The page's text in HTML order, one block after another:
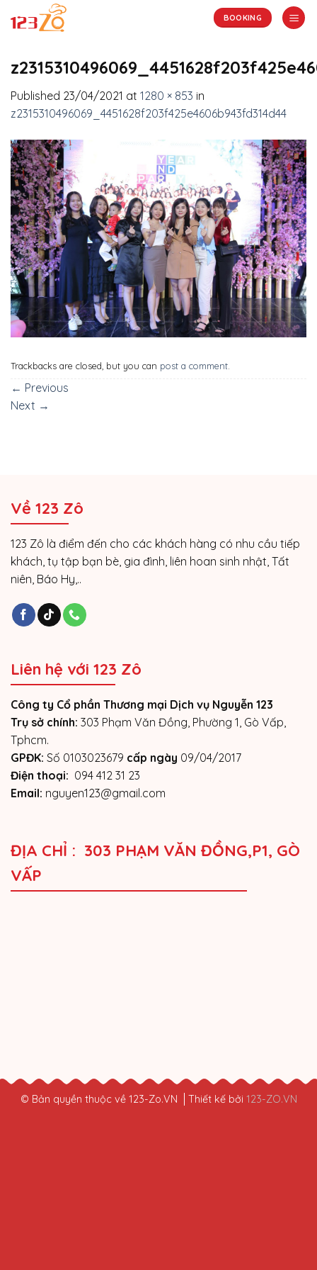
BOOKING
Published 23/04/2021 at 1280 × 853 in
z2315310496069_4451628f203f425e4606b943fd314d44
Trackbacks are closed, but you can post a comment
← Previous
Next →
Về 123 Zô
123 Zô là điểm đến cho các khách hàng có nhu cầu tiếp
khách, tụ tập bạn bè, gia đình, liên hoan sinh nhật, Tất
niên, Báo Hy,..
Liên hệ với 123 Zô
Công ty Cổ phần Thương mại Dịch vụ Nguyễn 123
Trụ sở chính: 303 Phạm Văn Đồng, Phường 1, Gò Vấp,
Tphcm.
GPĐK: Số 0103023679 cấp ngày 09/04/2017
Điện thoại: 094 412 31 23
Email: nguyen123@gmail.com
ĐỊA CHỈ : 303 PHẠM VĂN ĐỒNG,P1, GÒ
VẤP
© Bản quyền thuộc về 123-Zo.VN Thiết kế bởi 123-ZO.VN